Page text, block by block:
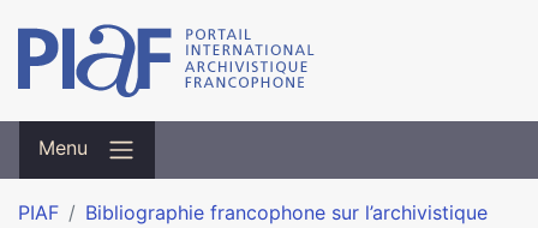
Menu
PIAF
Bibliographie francophone sur l’archivistique